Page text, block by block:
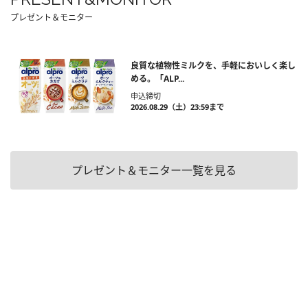
プレゼント＆モニター
良質な植物性ミルクを、手軽においしく楽し
める。「ALP...
申込締切
2026.08.29（土）23:59まで
プレゼント＆モニター一覧を見る